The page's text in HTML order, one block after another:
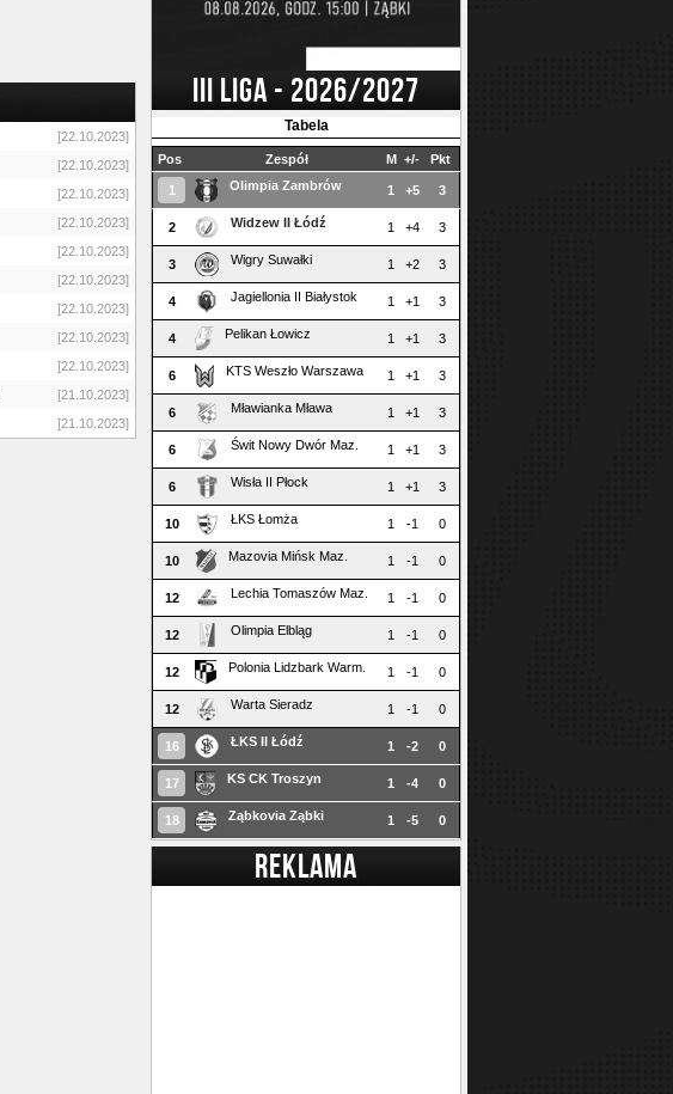
[22.10.2023]
[22.10.2023]
[22.10.2023]
[22.10.2023]
[22.10.2023]
[22.10.2023]
[22.10.2023]
[22.10.2023]
[22.10.2023]
[21.10.2023]
[21.10.2023]
III LIGA - 2026/2027
Tabela
Pos Zespół M +/- Pkt
1 Olimpia Zambrów 1 +5 3
2 Widzew II Łódź 1 +4 3
3 Wigry Suwałki 1 +2 3
4 Jagiellonia II Białystok 1 +1 3
4 Pelikan Łowicz 1 +1 3
6 KTS Weszło Warszawa 1 +1 3
6 Mławianka Mława 1 +1 3
6 Świt Nowy Dwór Maz. 1 +1 3
6 Wisła II Płock 1 +1 3
10 ŁKS Łomża 1 -1 0
10 Mazovia Mińsk Maz. 1 -1 0
12 Lechia Tomaszów Maz. 1 -1 0
12 Olimpia Elbląg 1 -1 0
12 Polonia Lidzbark Warm. 1 -1 0
12 Warta Sieradz 1 -1 0
16 ŁKS II Łódź 1 -2 0
17 KS CK Troszyn 1 -4 0
18 Ząbkovia Ząbki 1 -5 0
REKLAMA